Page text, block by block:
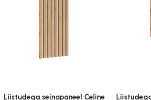
Liistudega seinapaneel Celine